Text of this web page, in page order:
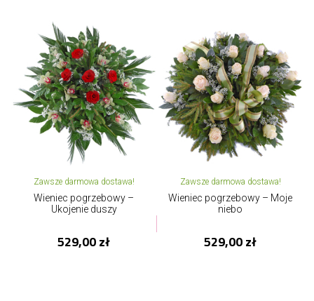
Zawsze darmowa dostawa!
Wieniec pogrzebowy –
Ukojenie duszy
529,00 zł
Zawsze darmowa dostawa!
Wieniec pogrzebowy – Moje
niebo
529,00 zł